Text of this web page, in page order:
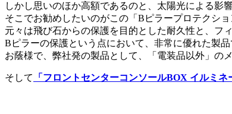
しかし思いのほか高額であるのと、太陽光による影
そこでお勧めしたいのがこの「Bピラープロテクショ
元々は飛び石からの保護を目的とした耐久性と、フ
Bピラーの保護という点において、非常に優れた製
お蔭様で、弊社発の製品として、「電装品以外」の
そして 「フロントセンターコンソールBOX イルミネ